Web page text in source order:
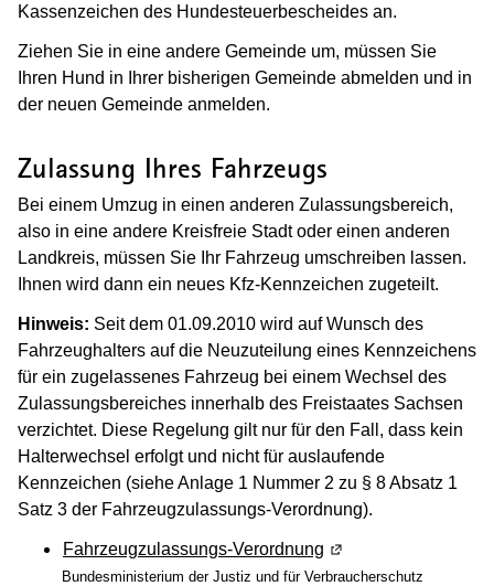
Kassenzeichen des Hundesteuerbescheides an.
Ziehen Sie in eine andere Gemeinde um, müssen Sie
Ihren Hund in Ihrer bisherigen Gemeinde abmelden und in
der neuen Gemeinde anmelden.
Zulassung Ihres Fahrzeugs
Bei einem Umzug in einen anderen Zulassungsbereich,
also in eine andere Kreisfreie Stadt oder einen anderen
Landkreis, müssen Sie Ihr Fahrzeug umschreiben lassen.
Ihnen wird dann ein neues Kfz-Kennzeichen zugeteilt.
Hinweis: Seit dem 01.09.2010 wird auf Wunsch des
Fahrzeughalters auf die Neuzuteilung eines Kennzeichens
für ein zugelassenes Fahrzeug bei einem Wechsel des
Zulassungsbereiches innerhalb des Freistaates Sachsen
verzichtet. Diese Regelung gilt nur für den Fall, dass kein
Halterwechsel erfolgt und nicht für auslaufende
Kennzeichen (siehe Anlage 1 Nummer 2 zu § 8 Absatz 1
Satz 3 der Fahrzeugzulassungs-Verordnung).
Fahrzeugzulassungs-Verordnung (Wird in einem
Bundesministerium der Justiz und für Verbraucherschutz